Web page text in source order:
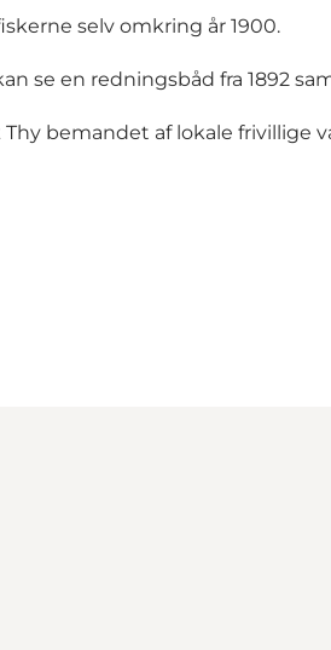
selv omkring år 1900.
se en redningsbåd fra 1892
bemandet af lokale frivillige